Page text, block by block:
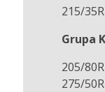
215/
Grupa
205/
275/